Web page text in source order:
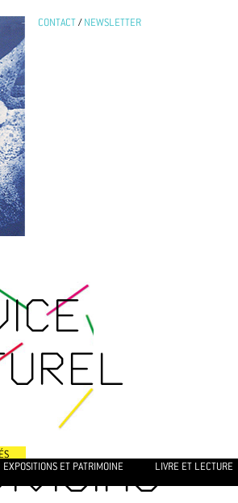
CONTACT / NEWSLETTER
EXPOSITIONS ET PATRIMOINE
LIVRE ET LECTURE